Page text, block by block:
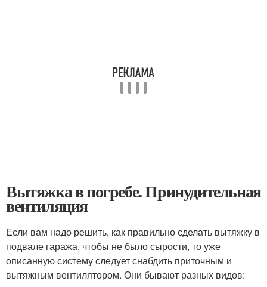
Вытяжка в погребе. Принудительная
вентиляция
Если вам надо решить, как правильно сделать вытяжку в
подвале гаража, чтобы не было сырости, то уже
описанную систему следует снабдить приточным и
вытяжным вентилятором. Они бывают разных видов: